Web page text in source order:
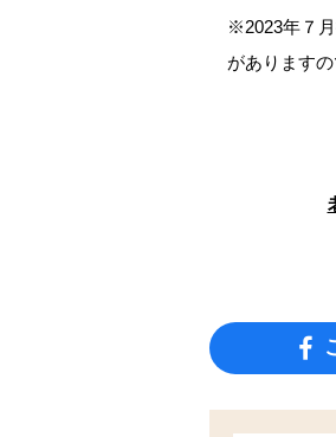
※2023年７
がありますの